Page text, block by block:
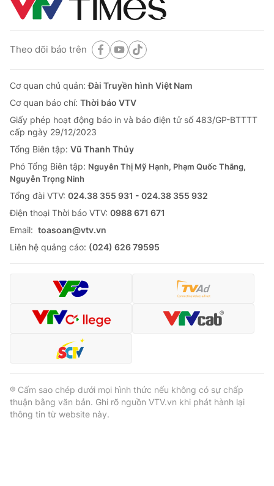
Theo dõi báo trên
Cơ quan chủ quản:Đài Truyền hình Việt Nam
Cơ quan báo chí: Thời báo VTV
Giấy phép hoạt động báo in và báo điện tử số 483/GP-BTTTT
cấp ngày 29/12/2023
Tổng Biên tập: Vũ Thanh Thủy
Phó Tổng Biên tập: Nguyễn Thị Mỹ Hạnh, Phạm Quốc Thắng,
Nguyễn Trọng Ninh
Tổng đài VTV: 024.38 355 931 - 024.38 355 932
Ðiện thoại Thời báo VTV: 0988 671 671
Email: toasoan@vtv.vn
Liên hệ quảng cáo: (024) 626 79595
® Cấm sao chép dưới mọi hình thức nếu không có sự chấp
thuận bằng văn bản. Ghi rõ nguồn VTV.vn khi phát hành lại
thông tin từ website này.